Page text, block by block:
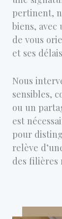
pertinent,
biens,
de vous
et ses
Nous
sensibles,
ou un
est
pour
relève
des filières